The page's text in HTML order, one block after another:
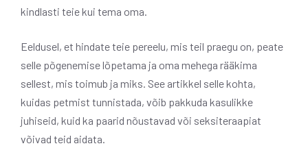
kindlasti teie kui tema oma.
Eeldusel, et hindate teie pereelu, mis teil praegu on, peate
selle põgenemise lõpetama ja oma mehega rääkima
sellest, mis toimub ja miks. See artikkel selle kohta,
kuidas petmist tunnistada, võib pakkuda kasulikke
juhiseid, kuid ka paarid nõustavad või seksiteraapiat
võivad teid aidata.